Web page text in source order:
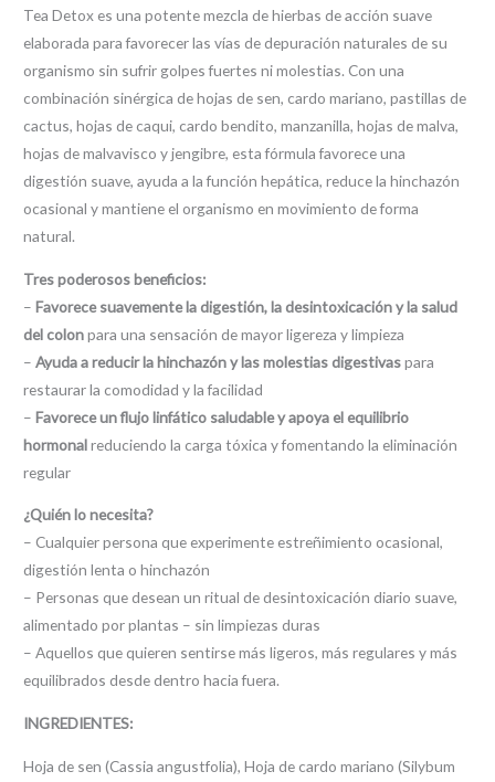
Tea Detox es una potente mezcla de hierbas de acción suave
elaborada para favorecer las vías de depuración naturales de su
organismo sin sufrir golpes fuertes ni molestias. Con una
combinación sinérgica de hojas de sen, cardo mariano, pastillas de
cactus, hojas de caqui, cardo bendito, manzanilla, hojas de malva,
hojas de malvavisco y jengibre, esta fórmula favorece una
digestión suave, ayuda a la función hepática, reduce la hinchazón
ocasional y mantiene el organismo en movimiento de forma
natural.
Tres poderosos beneficios:
–Favorece suavemente la digestión, la desintoxicación y la salud
del colonpara una sensación de mayor ligereza y limpieza
–Ayuda a reducir la hinchazón y las molestias digestivaspara
restaurar la comodidad y la facilidad
–Favorece un flujo linfático saludable y apoya el equilibrio
hormonalreduciendo la carga tóxica y fomentando la eliminación
regular
¿Quién lo necesita?
– Cualquier persona que experimente estreñimiento ocasional,
digestión lenta o hinchazón
– Personas que desean un ritual de desintoxicación diario suave,
alimentado por plantas – sin limpiezas duras
– Aquellos que quieren sentirse más ligeros, más regulares y más
equilibrados desde dentro hacia fuera.
INGREDIENTES:
Hoja de sen (Cassia angustfolia), Hoja de cardo mariano (Silybum